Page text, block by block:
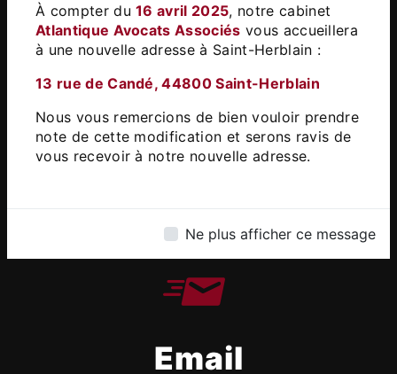
À compter du16 avril 2025, notre cabinet
Atlantique Avocats Associés vous accueillera
à une nouvelle adresse à Saint-Herblain :​
13 rue de Candé, 44800 Saint-Herblain
Nous vous remercions de bien vouloir prendre
note de cette modification et serons ravis de
vous recevoir à notre nouvelle adresse.
Ne plus afficher ce message
13 Rue de Candé, 44800 Saint-
Herblain
Email